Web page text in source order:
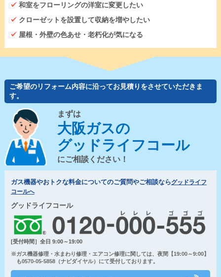
和室をフローリングの洋室に変更したい
クローゼットを設置して収納を増やしたい
屋根・外壁の色あせ・老朽化が気になる
ご希望のリフォーム内容に沿ってお見積りをさせていただきま
す。
まずは
大阪ガスの
グッドライフコール
にご相談ください！
ガス機器やおトクな料金についてのご質問やご相談ならグッドライフ
コールへ
グッドライフコール
[受付時間］全日 9:00～19:00
※ガス機器修理・水まわり修理・エアコン修理に関しては、夜間【19:00～9:00】
も0570-05-5858（ナビダイヤル）にて受付しております。